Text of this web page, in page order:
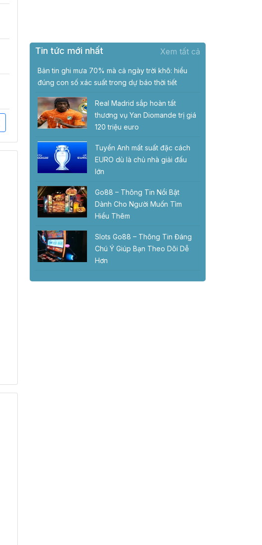
Tin tức mới nhất Xem tất cả
Bản tin ghi mưa 70% mà cả ngày trời khô: hiểu
đúng con số xác suất trong dự báo thời tiết
Real Madrid sắp hoàn tất
thương vụ Yan Diomande trị giá
120 triệu euro
Tuyển Anh mất suất đặc cách
EURO dù là chủ nhà giải đấu
lớn
Go88 – Thông Tin Nổi Bật
Dành Cho Người Muốn Tìm
Hiểu Thêm
Slots Go88 – Thông Tin Đáng
Chú Ý Giúp Bạn Theo Dõi Dễ
Hơn